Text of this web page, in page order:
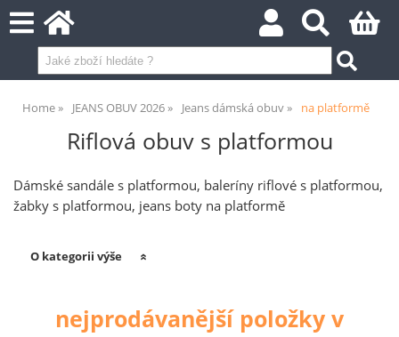
Home JEANS OBUV 2026 Jeans dámská obuv na platformě
Riflová obuv s platformou
Dámské sandále s platformou, baleríny riflové s platformou,
žabky s platformou, jeans boty na platformě
O kategorii výše
nejprodávanější položky v